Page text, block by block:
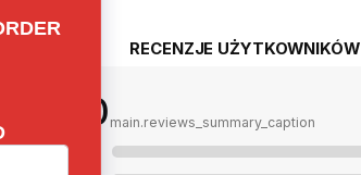
RECENZJE UŻYTKOWNIKÓW
0.0 main.reviews_summary_caption
5